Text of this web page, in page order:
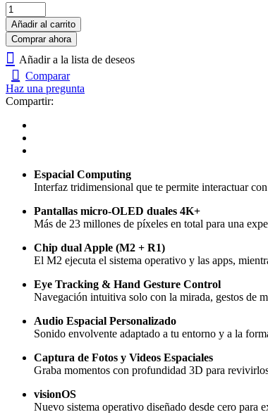
Headset
de
VR
Apple
Vision
Pro
cantidad
Añadir al carrito
Comprar ahora
Añadir a la lista de deseos
Comparar
Haz una pregunta
Compartir:
Espacial Computing
Interfaz tridimensional que te permite interactuar
Pantallas micro-OLED duales 4K+
Más de 23 millones de píxeles en total para una
Chip dual Apple (M2 + R1)
El M2 ejecuta el sistema operativo y las apps,
Eye Tracking & Hand Gesture Control
Navegación intuitiva solo con la mirada, gestos de
Audio Espacial Personalizado
Sonido envolvente adaptado a tu entorno y a la
Captura de Fotos y Videos Espaciales
Graba momentos con profundidad 3D para
visionOS
Nuevo sistema operativo diseñado desde cero para